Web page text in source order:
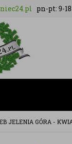
pn-pt: 9-18
JELENIA GÓRA -